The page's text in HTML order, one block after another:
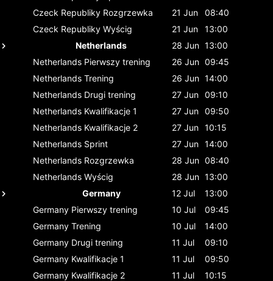
Czeck Republiky Rozgrzewka 21 Jun
08:40
Czeck Republiky Wyścig 21 Jun
13:00
Netherlands
28 Jun 13:00
Netherlands Pierwszy trening 26 Jun 09:45
Netherlands Trening 26 Jun 14:00
Netherlands Drugi trening 27 Jun 09:10
Netherlands Kwalifikacje 1 27 Jun 09:50
Netherlands Kwalifikacje 2 27 Jun 10:15
Netherlands Sprint 27 Jun 14:00
Netherlands Rozgrzewka 28 Jun 08:40
Netherlands Wyścig 28 Jun 13:00
Germany
12 Jul
13:00
Germany Pierwszy trening 10 Jul
09:45
Germany Trening 10 Jul
14:00
Germany Drugi trening 11 Jul
09:10
Germany Kwalifikacje 1 11 Jul
09:50
Germany Kwalifikacje 2 11 Jul
10:15